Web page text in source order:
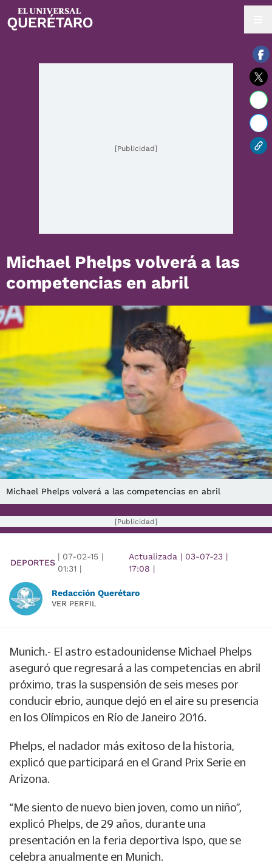
08 / agosto / 2026 | 08:32 hrs.
[Publicidad]
Michael Phelps volverá a las
competencias en abril
Michael Phelps volverá a las competencias en abril
[Publicidad]
DEPORTES
| 07-02-15 |
01:31 |
Actualizada | 03-07-23 |
17:08 |
Redacción Querétaro
VER PERFIL
Munich.- El astro estadounidense Michael Phelps
aseguró que regresará a las competencias en abril
próximo, tras la suspensión de seis meses por
conducir ebrio, aunque dejó en el aire su presencia
en los Olímpicos en Río de Janeiro 2016.
Phelps, el nadador más exitoso de la historia,
explicó que participará en el Grand Prix Serie en
Arizona.
“Me siento de nuevo bien joven, como un niño”,
explicó Phelps, de 29 años, durante una
presentación en la feria deportiva Ispo, que se
celebra anualmente en Munich.